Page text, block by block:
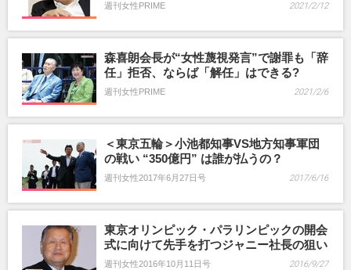
週刊女性PRIME 2021/2/12
森喜朗会長が“女性蔑視発言”で謝罪も「辞
任」拒否、ならば「解任」はできる?
週刊女性PRIME 2021/2/6
＜東京五輪＞小池都知事VS地方知事軍団
の戦い “350億円” は誰が払うの？
週刊女性2017年6月27日号 2017/6/16
東京オリンピック・パラリンピックの開会
式に向けて先手を打つジャニー社長の狙い
週刊女性2016年10月11日号 2016/9/27